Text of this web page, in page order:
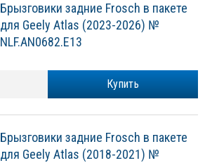
Брызговики задние Frosch в пакете
для Geely Atlas (2023-2026) №
NLF.AN0682.E13
Купить
Брызговики задние Frosch в пакете
для Geely Atlas (2018-2021) №